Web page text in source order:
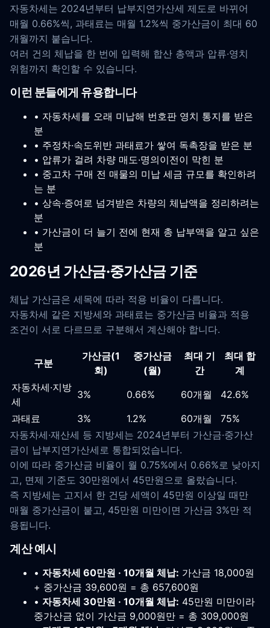
자동차세는 2024년부터 납부지연가산세 제도로 바뀌어
매월 0.66%씩, 과태료는 매월 1.2%씩 중가산금이 최대 60
개월까지 붙습니다.
여러 건의 체납을 한 번에 입력해 합산 총액과 압류·영치
위험까지 확인할 수 있습니다.
이런 분들에게 유용합니다
• 자동차세를 오래 미납해 번호판 영치 통지를 받은
분
• 주정차·속도위반 과태료가 쌓여 독촉장을 받은 분
• 압류가 걸려 차량 매도·명의이전이 막힌 분
• 중고차 구매 전 매물의 미납 세금 규모를 확인하려
는 분
• 상속·증여로 넘겨받은 차량의 체납액을 정리하려는
분
• 가산금이 더 늘기 전에 현재 총 납부액을 알고 싶은
분
2026년 가산금·중가산금 기준
체납 가산금은 세목에 따라 적용 비율이 다릅니다.
자동차세 같은 지방세와 과태료는 중가산금 비율과 적용
조건이 서로 다르므로 구분해서 계산해야 합니다.
구분
가산금(1
회)
중가산금
(월)
최대 기
간
최대 합
계
자동차세·지방
세
3% 0.66% 60개월
42.6%
과태료
3% 1.2% 60개월
75%
자동차세·재산세 등 지방세는 2024년부터 가산금·중가산
금이 납부지연가산세로 통합되었습니다.
이에 따라 중가산금 비율이 월 0.75%에서 0.66%로 낮아지
고, 면제 기준도 30만원에서 45만원으로 올랐습니다.
즉 지방세는 고지서 한 건당 세액이 45만원 이상일 때만
매월 중가산금이 붙고, 45만원 미만이면 가산금 3%만 적
용됩니다.
계산 예시
• 자동차세 60만원 · 10개월 체납: 가산금 18,000원
+ 중가산금 39,600원 = 총 657,600원
• 자동차세 30만원 · 10개월 체납: 45만원 미만이라
중가산금 없이 가산금 9,000원만 = 총 309,000원